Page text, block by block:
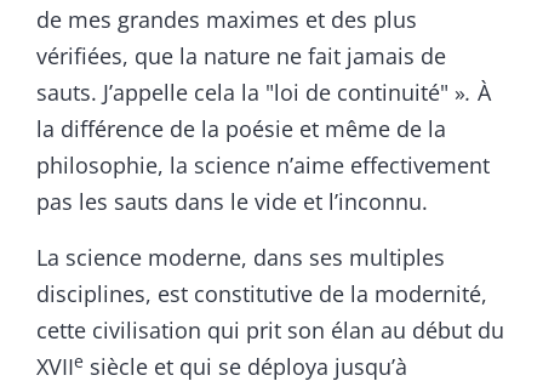
de mes grandes maximes et des plus
vérifiées, que la nature ne fait jamais de
sauts. J’appelle cela la "loi de continuité" ». À
la différence de la poésie et même de la
philosophie, la science n’aime effectivement
pas les sauts dans le vide et l’inconnu.
La science moderne, dans ses multiples
disciplines, est constitutive de la modernité,
cette civilisation qui prit son élan au début du
XVIIe siècle et qui se déploya jusqu’à